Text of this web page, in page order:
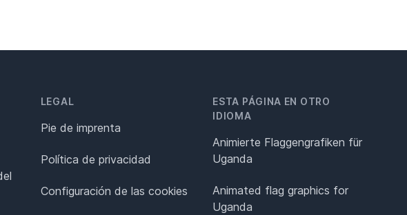
LEGAL
Pie de imprenta
Política de privacidad
Configuración de las cookies
ESTA PÁGINA EN OTRO
IDIOMA
Animierte Flaggengrafiken für
Uganda
Animated flag graphics for
Uganda